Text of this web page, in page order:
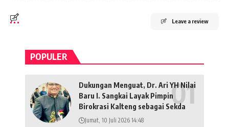
Leave a review
POPULER
Dukungan Menguat, Dr. Ari YH Nilai
Baru I. Sangkai Layak Pimpin
Birokrasi Kalteng sebagai Sekda
Jumat, 10 Juli 2026 14:48